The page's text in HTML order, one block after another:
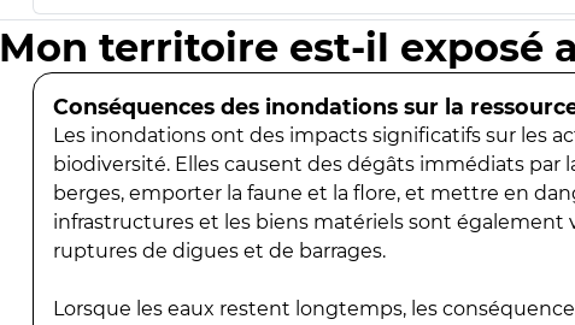
Mon territoire est-il exposé
Conséquences des inondations sur la
Les inondations ont des impacts significatifs sur les
biodiversité. Elles causent des dégâts immédiats par
berges, emporter la faune et la flore, et mettre en
infrastructures et les biens matériels sont également
ruptures de digues et de barrages.
Lorsque les eaux restent longtemps, les